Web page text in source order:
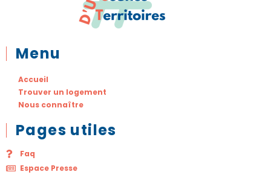
Menu
Accueil
Trouver un logement
Nous connaître
Pages utiles
Faq
Espace Presse